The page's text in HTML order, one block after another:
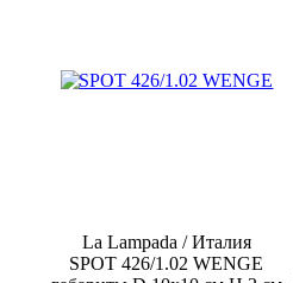
La Lampada / Италия
SPOT 426/1.02 WENGE